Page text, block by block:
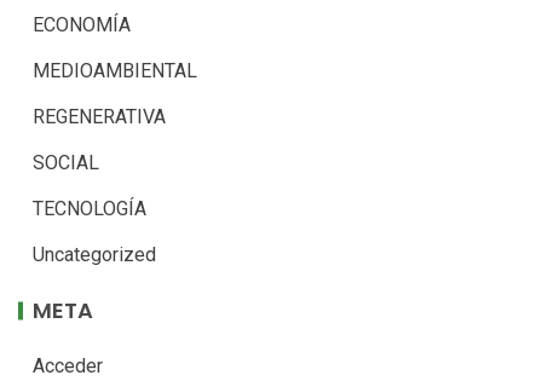
ECONOMÍA
MEDIOAMBIENTAL
REGENERATIVA
SOCIAL
TECNOLOGÍA
Uncategorized
META
Acceder